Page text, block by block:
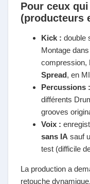
Pour ceux
(producteurs
Kick : double
Montage dans
compression,
Spread, en
Percussions :
différents
grooves
Voix :
sans IA sauf
test (difficile
La production a
retouche